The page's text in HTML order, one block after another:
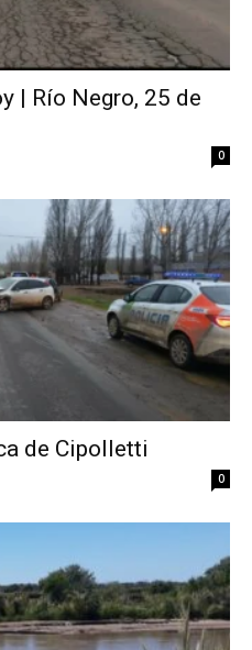
| Río Negro, 25 de
0
de Cipolletti
0